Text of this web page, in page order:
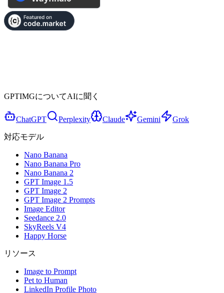
GPTIMGについてAIに聞く
ChatGPT Perplexity Claude Gemini Grok
対応モデル
Nano Banana
Nano Banana Pro
Nano Banana 2
GPT Image 1.5
GPT Image 2
GPT Image 2 Prompts
Image Editor
Seedance 2.0
SkyReels V4
Happy Horse
リソース
Image to Prompt
Pet to Human
LinkedIn Profile Photo